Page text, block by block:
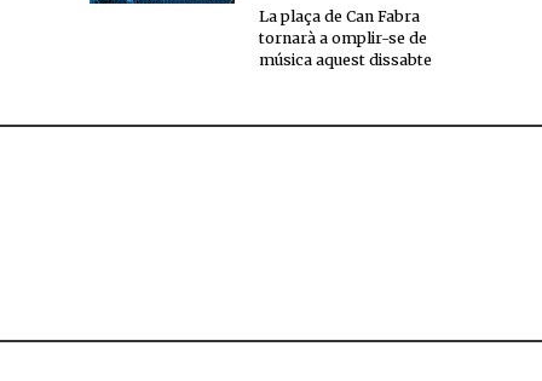
La plaça de Can Fabra
tornarà a omplir-se de
música aquest dissabte